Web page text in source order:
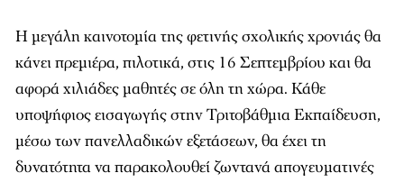
Η μεγάλη καινοτομία της φετινής σχολικής χρονιάς θα
κάνει πρεμιέρα, πιλοτικά, στις 16 Σεπτεμβρίου και θα
αφορά χιλιάδες μαθητές σε όλη τη χώρα. Κάθε
υποψήφιος εισαγωγής στην Τριτοβάθμια Εκπαίδευση,
μέσω των πανελλαδικών εξετάσεων, θα έχει τη
δυνατότητα να παρακολουθεί ζωντανά απογευματινές